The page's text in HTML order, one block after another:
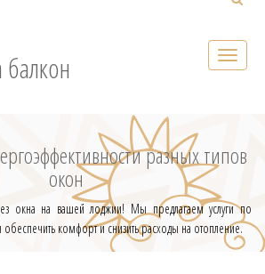
разных типов
окон
окна на вашей лоджии! Мы предлагаем услуги по
комфорт и снизить расходы на отопление.